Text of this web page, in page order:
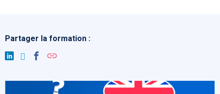
Partager la formation :